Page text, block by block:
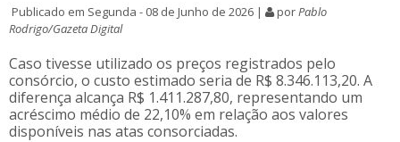
Publicado em Segunda - 08 de Junho de 2026 | porPablo
Rodrigo/Gazeta Digital
Caso tivesse utilizado os preços registrados pelo
consórcio, o custo estimado seria de R$ 8.346.113,20. A
diferença alcança R$ 1.411.287,80, representando um
acréscimo médio de 22,10% em relação aos valores
disponíveis nas atas consorciadas.